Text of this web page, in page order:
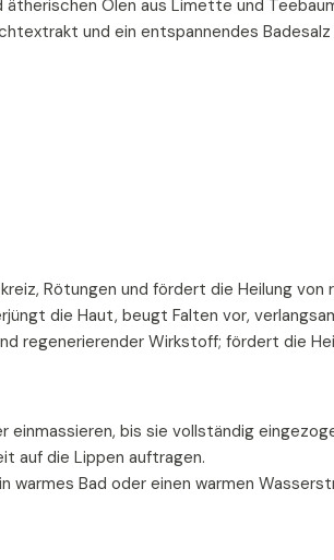
Ölen aus Limette und
und ein entspannendes
Rötungen und fördert die Heilung
die Haut, beugt Falten vor,
regenerierender Wirkstoff; fördert die
einmassieren, bis sie vollständig
auf die Lippen auftragen.
warmes Bad oder einen warmen